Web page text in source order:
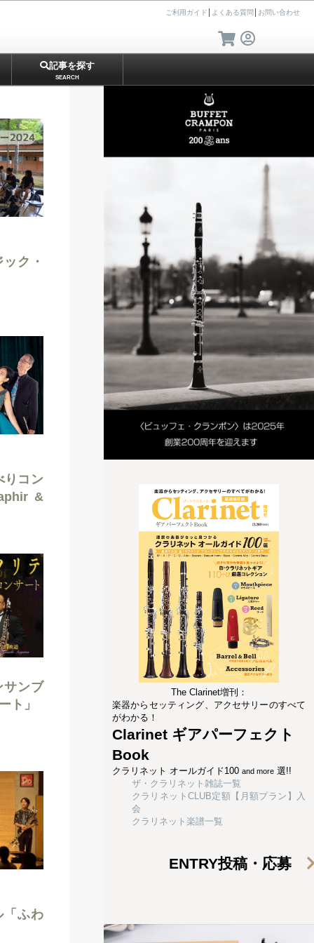
ご利用ガイド よくある質問 お問い合わせ
記事を探す
SEARCH
ク・
りコン
&
サンブ
ト」
「ふわ
The Clarinet増刊：
楽器からセッティング、アクセサリーのすべて
がわかる！
Clarinet ギアパーフェクト
Book
クラリネット オールガイド100 and more 選!!
ザ・クラリネット雑誌一覧
クラリネットCLUB定額【月額プラン】入
会
クラリネット楽譜一覧
ENTRY投稿・応募